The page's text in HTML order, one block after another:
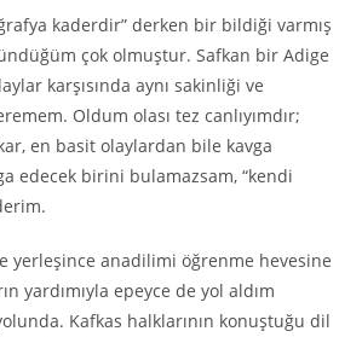
kaderdir” derken bir bildiği varmış
çok olmuştur. Safkan bir Adige
karşısında aynı sakinliği ve
Oldum olası tez canlıyımdır;
en basit olaylardan bile kavga
edecek birini bulamazsam, “kendi
yerleşince anadilimi öğrenme hevesine
yardımıyla epeyce de yol aldım
Kafkas halklarının konuştuğu dil